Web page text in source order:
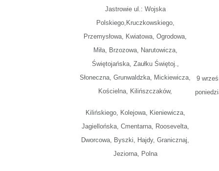
Jastrowie ul.: Wojska
Polskiego,Kruczkowskiego,
Przemysłowa, Kwiatowa, Ogrodowa,
Miła, Brzozowa, Narutowicza,
Świętojańska, Zaułku Świętoj.,
Słoneczna, Grunwaldzka, Mickiewicza,
Kościelna, Kilińszczaków,
Kilińskiego, Kolejowa, Kieniewicza,
Jagiellońska, Cmentarna, Roosevelta,
Dworcowa, Byszki, Hajdy, Granicznaj,
Jeziorna, Polna
9